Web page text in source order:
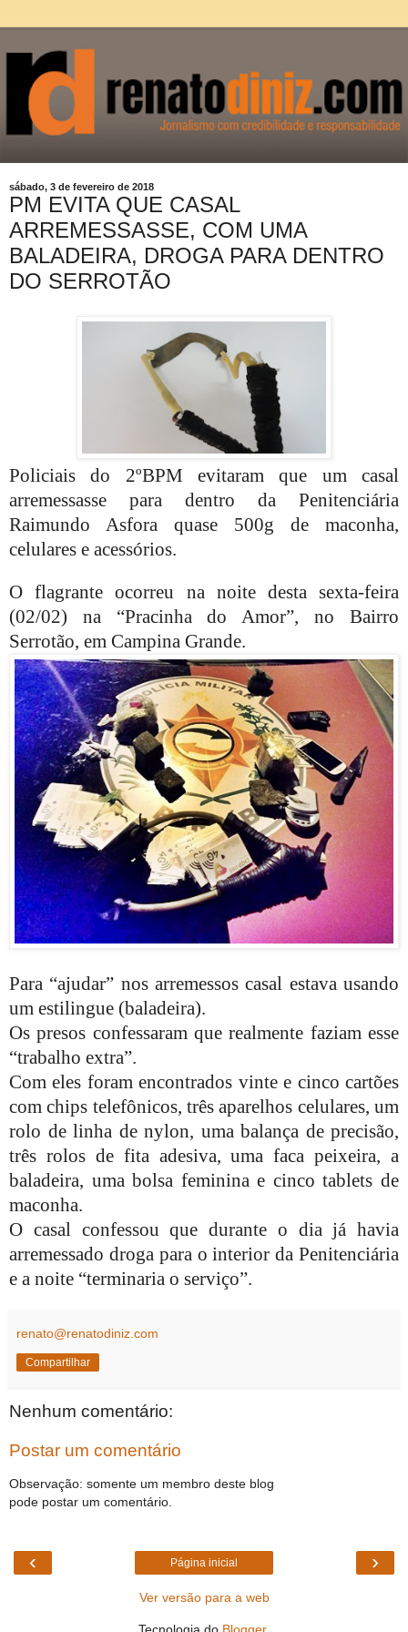
sábado, 3 de fevereiro de 2018
PM EVITA QUE CASAL
ARREMESSASSE, COM UMA
BALADEIRA, DROGA PARA DENTRO
DO SERROTÃO
Policiais do 2ºBPM evitaram que um casal
arremessasse para dentro da Penitenciária
Raimundo Asfora quase 500g de maconha,
celulares e acessórios.
O flagrante ocorreu na noite desta sexta-feira
(02/02) na “Pracinha do Amor”, no Bairro
Serrotão, em Campina Grande.
Para “ajudar” nos arremessos casal estava usando
um estilingue (baladeira).
Os presos confessaram que realmente faziam esse
“trabalho extra”.
Com eles foram encontrados vinte e cinco cartões
com chips telefônicos, três aparelhos celulares, um
rolo de linha de nylon, uma balança de precisão,
três rolos de fita adesiva, uma faca peixeira, a
baladeira, uma bolsa feminina e cinco tablets de
maconha.
O casal confessou que durante o dia já havia
arremessado droga para o interior da Penitenciária
e a noite “terminaria o serviço”.
renato@renatodiniz.com
Compartilhar
Nenhum comentário:
Postar um comentário
Observação: somente um membro deste blog
pode postar um comentário.
‹ ›
Página inicial
Ver versão para a web